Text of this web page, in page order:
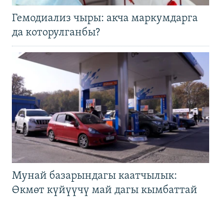
Гемодиализ чыры: акча маркумдарга
да которулганбы?
Мунай базарындагы каатчылык:
Өкмөт күйүүчү май дагы кымбаттай